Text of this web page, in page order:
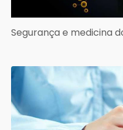
Segurança e medicina